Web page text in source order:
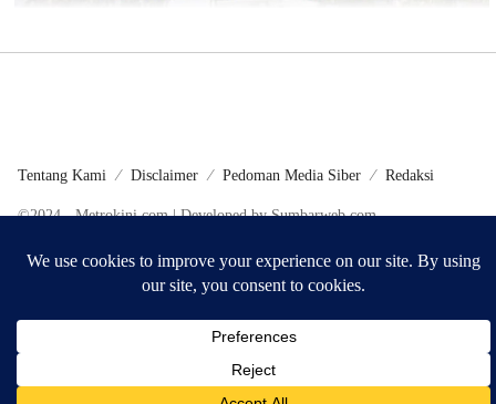
Tentang Kami Disclaimer Pedoman Media Siber Redaksi
©2024 - Metrokini.com | Developed by Sumbarweb.com